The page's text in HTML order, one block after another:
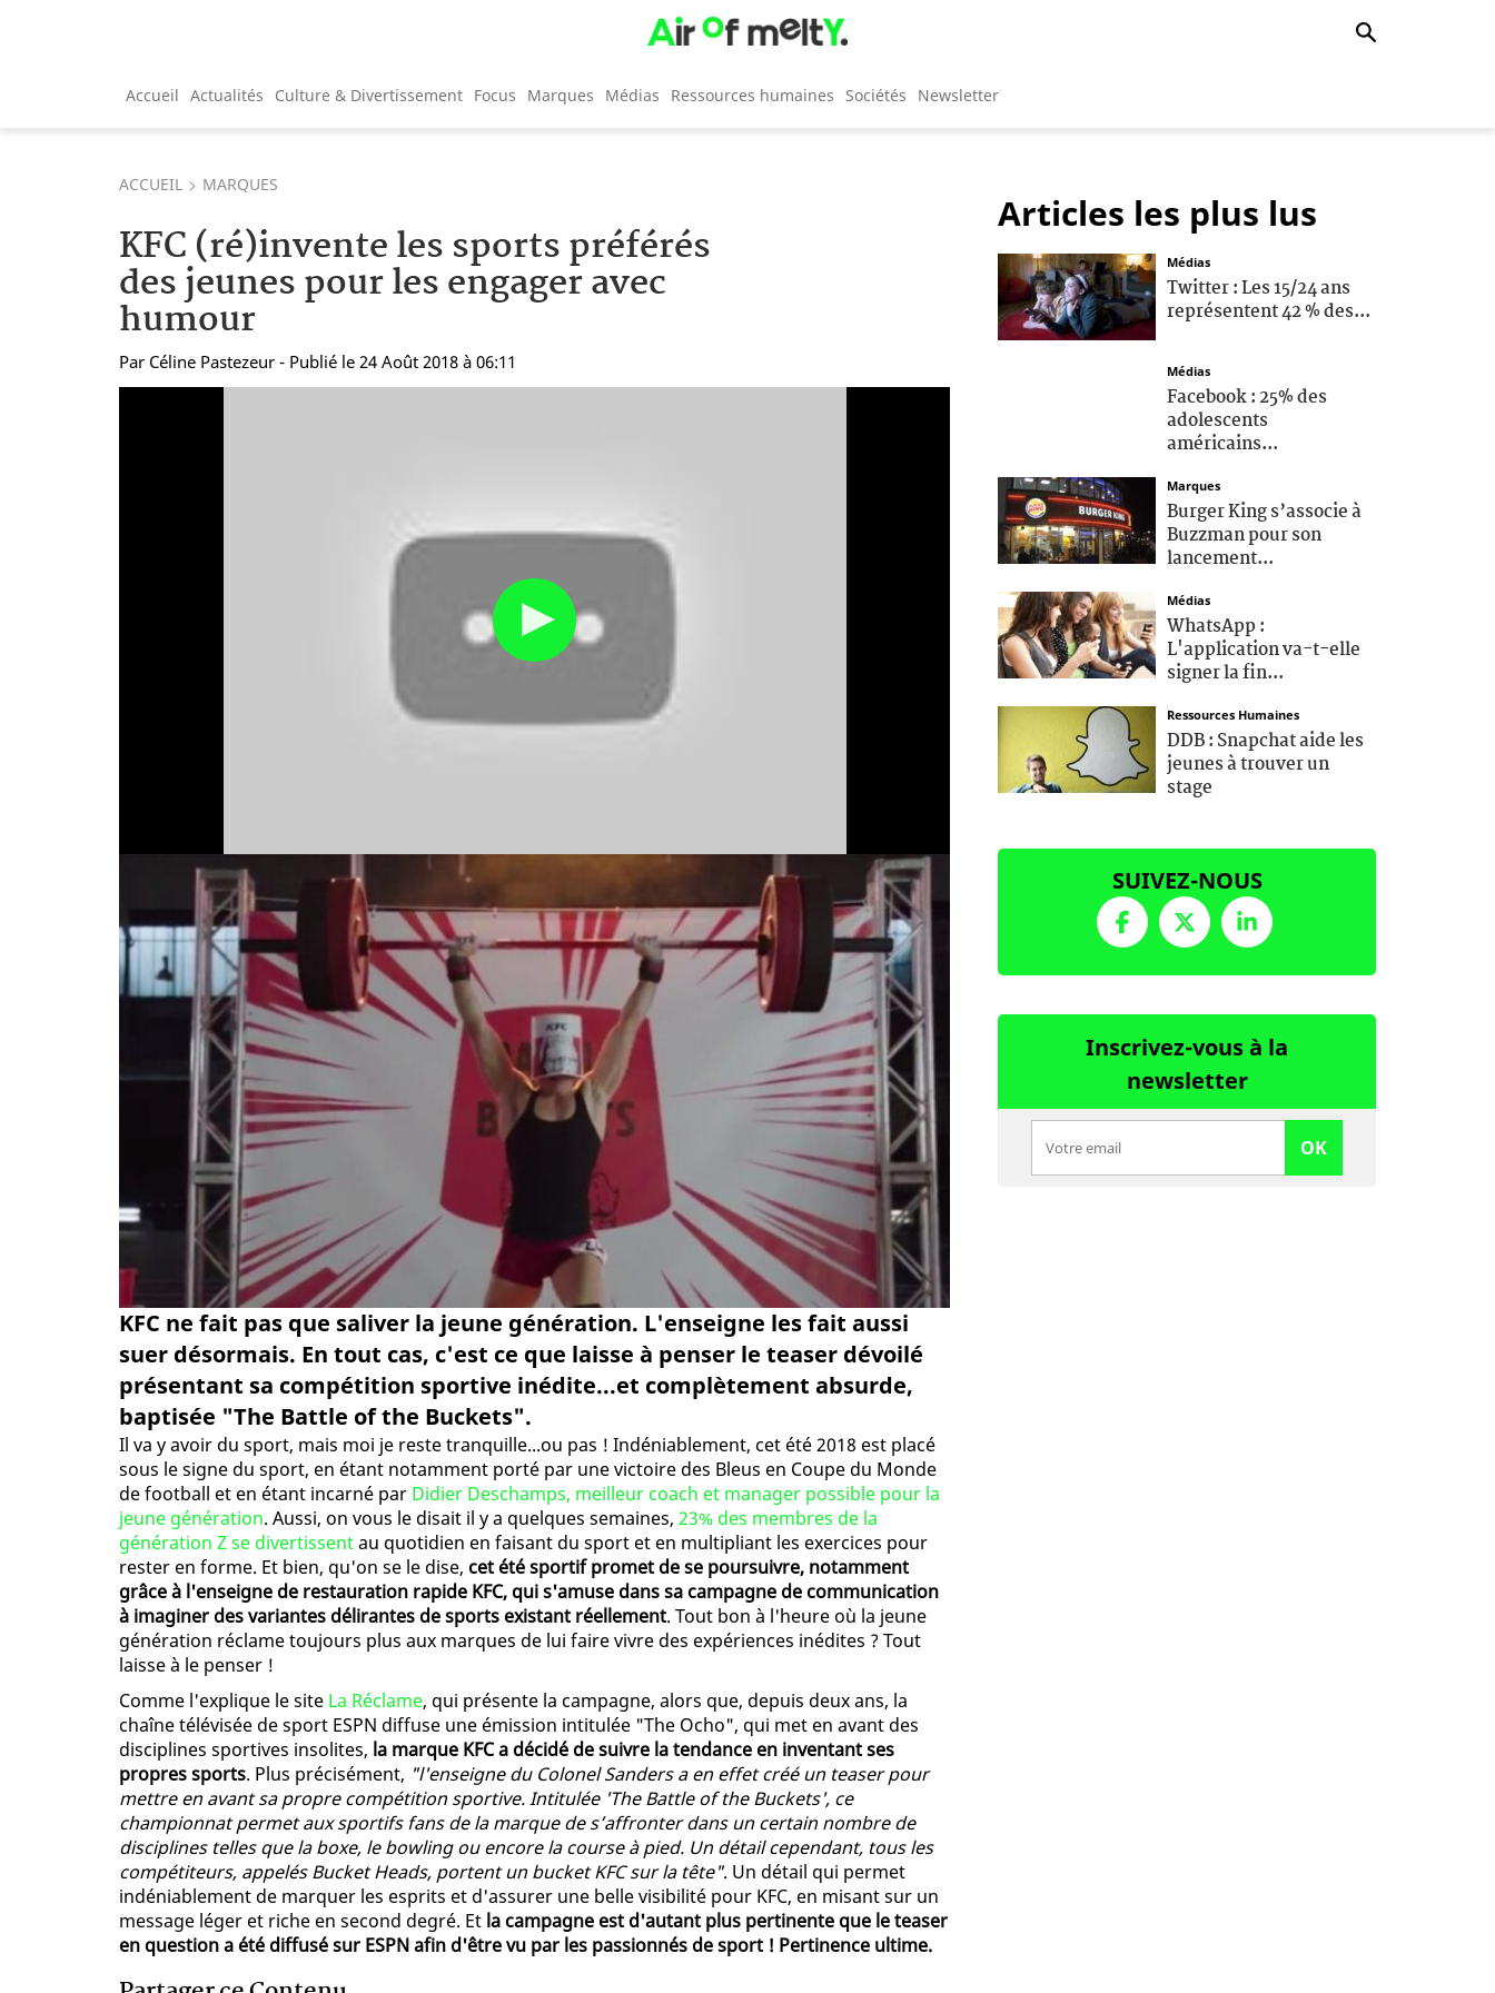
Accueil Actualités Culture & Divertissement Focus Marques Médias Ressources humaines Sociétés Newsletter
ACCUEIL MARQUES
KFC (ré)invente les sports préférés
des jeunes pour les engager avec
humour
Par Céline Pastezeur - Publié le 24 Août 2018 à 06:11
KFC ne fait pas que saliver la jeune génération. L'enseigne les fait aussi
suer désormais. En tout cas, c'est ce que laisse à penser le teaser dévoilé
présentant sa compétition sportive inédite...et complètement absurde,
baptisée "The Battle of the Buckets".
Il va y avoir du sport, mais moi je reste tranquille...ou pas ! Indéniablement, cet été 2018 est placé
sous le signe du sport, en étant notamment porté par une victoire des Bleus en Coupe du Monde
de football et en étant incarné par Didier Deschamps, meilleur coach et manager possible pour la
jeune génération. Aussi, on vous le disait il y a quelques semaines, 23% des membres de la
génération Z se divertissentau quotidien en faisant du sport et en multipliant les exercices pour
rester en forme. Et bien, qu'on se le dise, cet été sportif promet de se poursuivre, notamment
grâce à l'enseigne de restauration rapide KFC, qui s'amuse dans sa campagne de communication
à imaginer des variantes délirantes de sports existant réellement. Tout bon à l'heure où la jeune
génération réclame toujours plus aux marques de lui faire vivre des expériences inédites ? Tout
laisse à le penser !
Comme l'explique le site La Réclame, qui présente la campagne, alors que, depuis deux ans, la
chaîne télévisée de sport ESPN diffuse une émission intitulée "The Ocho", qui met en avant des
disciplines sportives insolites, la marque KFC a décidé de suivre la tendance en inventant ses
propres sports. Plus précisément, "l'enseigne du Colonel Sanders a en effet créé un teaser pour
mettre en avant sa propre compétition sportive. Intitulée 'The Battle of the Buckets', ce
championnat permet aux sportifs fans de la marque de s’affronter dans un certain nombre de
disciplines telles que la boxe, le bowling ou encore la course à pied. Un détail cependant, tous les
compétiteurs, appelés Bucket Heads, portent un bucket KFC sur la tête". Un détail qui permet
indéniablement de marquer les esprits et d'assurer une belle visibilité pour KFC, en misant sur un
message léger et riche en second degré. Et la campagne est d'autant plus pertinente que le teaser
en question a été diffusé sur ESPN afin d'être vu par les passionnés de sport ! Pertinence ultime.
Articles les plus lus
Médias
Twitter : Les 15/24 ans
représentent 42 % des...
Médias
Facebook : 25% des
adolescents
américains...
Marques
Burger King s’associe à
Buzzman pour son
lancement...
Médias
WhatsApp :
L'application va-t-elle
signer la fin...
Ressources Humaines
DDB : Snapchat aide les
jeunes à trouver un
stage
SUIVEZ-NOUS
Inscrivez-vous à la
newsletter
OK